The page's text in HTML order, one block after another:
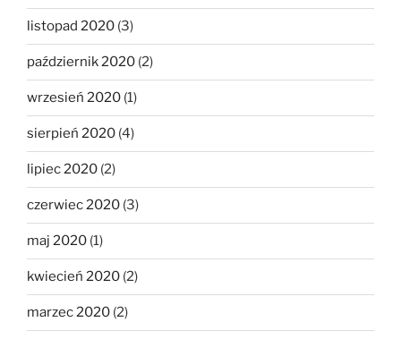
listopad 2020 (3)
październik 2020 (2)
wrzesień 2020 (1)
sierpień 2020 (4)
lipiec 2020 (2)
czerwiec 2020 (3)
maj 2020 (1)
kwiecień 2020 (2)
marzec 2020 (2)